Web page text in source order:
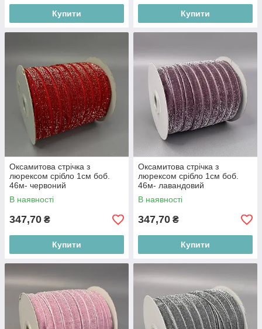
Купити Купити
Оксамитова стрічка з
люрексом срібло 1см боб.
46м- червоний
В наявності
347,70 ₴
Купити
Оксамитова стрічка з
люрексом срібло 1см боб.
46м- лавандовий
В наявності
347,70 ₴
Купити